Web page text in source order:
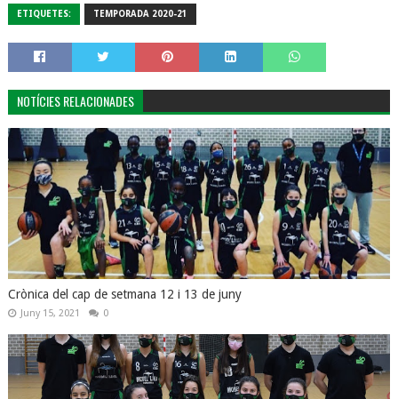
ETIQUETES: TEMPORADA 2020-21
NOTÍCIES RELACIONADES
Crònica del cap de setmana 12 i 13 de juny
Juny 15, 2021 0